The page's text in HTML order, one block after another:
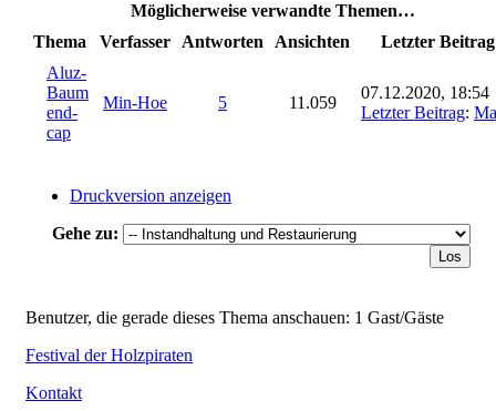
Möglicherweise verwandte Themen…
Thema
Verfasser Antworten Ansichten
Letzter Beitrag
Aluz-
Baum
end-
cap
Min-Hoe 5 11.059
07.12.2020, 18:54
Letzter Beitrag:
Druckversion anzeigen
Gehe zu:
Benutzer, die gerade dieses Thema anschauen: 1 Gast/Gäste
Festival der Holzpiraten
Kontakt